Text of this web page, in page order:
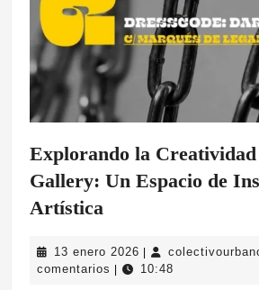
Explorando la Creatividad
Gallery: Un Espacio de
Artística
Creatividad
13 enero 2026 13
enero
comentarios
10:48